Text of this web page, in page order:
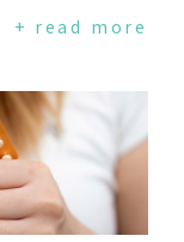
科學教授Allan
已經看過太多血
睪丸素,這會關閉
精子生成."編譯來
梨酵素主要集中在
大的健康優勢之
何單一食物能大幅
作,協助身體抵抗
現,每天食用140
菌的風險均低於
抵抗感染的白血球
新發現挑戰了一個
教授Dr.AhmetAr
不是因為某側大腦
都在練習使用工
人員指出,過去的
可預測出生後哪
大腦半球具有特殊
+ read more